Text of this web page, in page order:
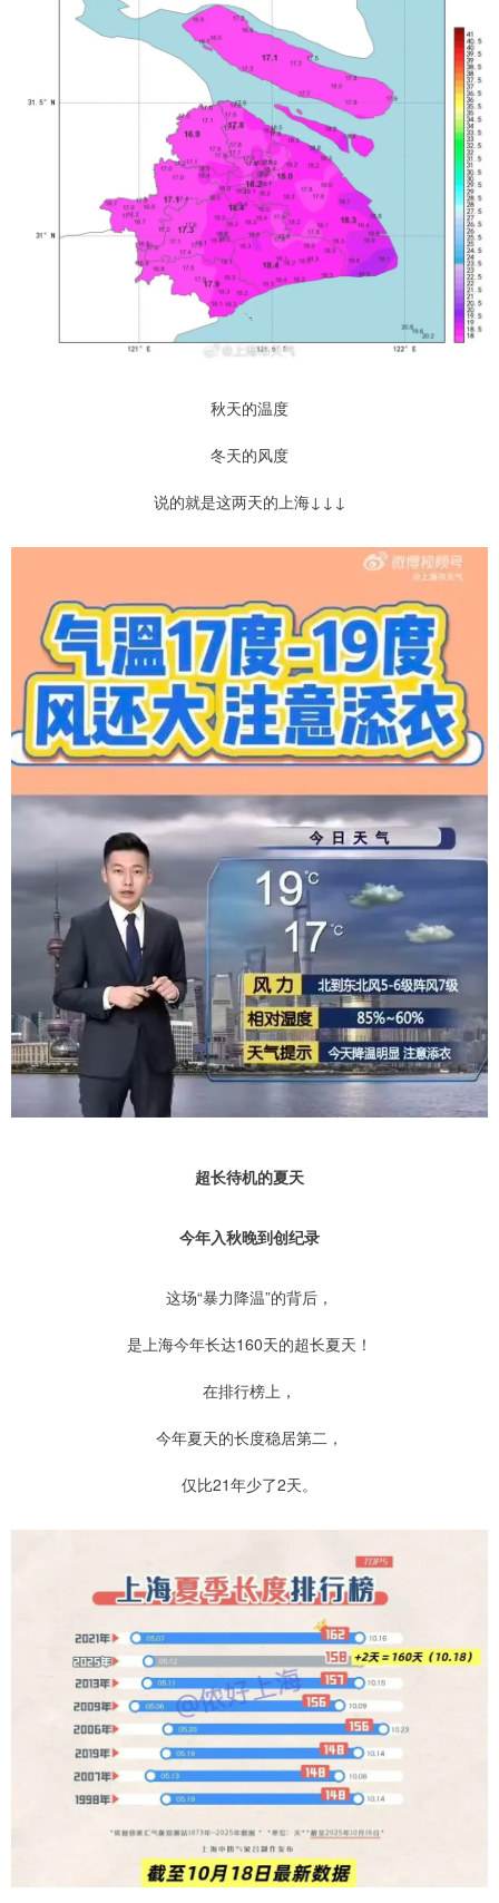
秋天的温度
冬天的风度
说的就是这两天的上海↓↓↓
超长待机的夏天
今年入秋晚到创纪录
这场“暴力降温”的背后，
是上海今年长达160天的超长夏天！
在排行榜上，
今年夏天的长度稳居第二，
仅比21年少了2天。